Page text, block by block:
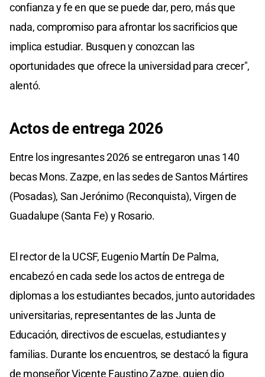
confianza y fe en que se puede dar, pero, más que
nada, compromiso para afrontar los sacrificios que
implica estudiar. Busquen y conozcan las
oportunidades que ofrece la universidad para crecer",
alentó.
Actos de entrega 2026
Entre los ingresantes 2026 se entregaron unas 140
becas Mons. Zazpe, en las sedes de Santos Mártires
(Posadas), San Jerónimo (Reconquista), Virgen de
Guadalupe (Santa Fe) y Rosario.
El rector de la UCSF, Eugenio Martín De Palma,
encabezó en cada sede los actos de entrega de
diplomas a los estudiantes becados, junto autoridades
universitarias, representantes de las Junta de
Educación, directivos de escuelas, estudiantes y
familias. Durante los encuentros, se destacó la figura
de monseñor Vicente Faustino Zazpe, quien dio